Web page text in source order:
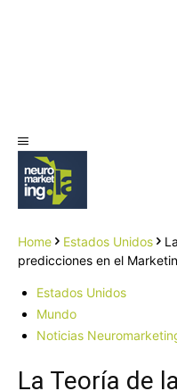
Home Estados Unidos
predicciones en el
Estados Unidos
Mundo
Noticias
La Teoría de